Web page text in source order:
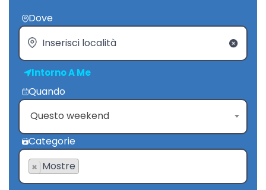
Dove
Intorno A Me
Quando
Questo weekend
Categorie
× Mostre